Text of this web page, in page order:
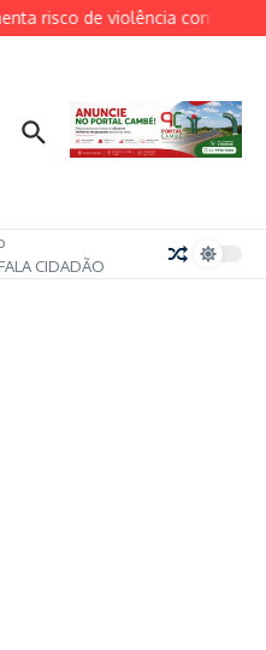
risco de violência contra
FALA CIDADÃO